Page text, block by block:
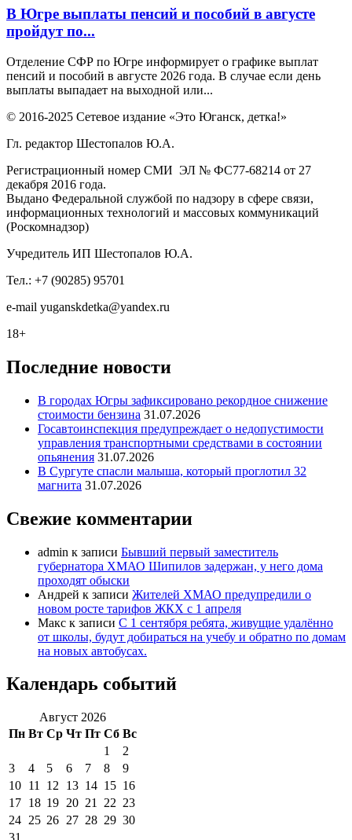
В Югре выплаты пенсий и пособий в августе
пройдут по...
Отделение СФР по Югре информирует о графике выплат
пенсий и пособий в августе 2026 года. В случае если день
выплаты выпадает на выходной или...
© 2016-2025 Сетевое издание «Это Юганск, детка!»
Гл. редактор Шестопалов Ю.А.
Регистрационный номер СМИ ЭЛ № ФС77-68214 от 27
декабря 2016 года.
Выдано Федеральной службой по надзору в сфере связи,
информационных технологий и массовых коммуникаций
(Роскомнадзор)
Учредитель ИП Шестопалов Ю.А.
Тел.: +7 (90285) 95701
e-mail yuganskdetka@yandex.ru
18+
Последние новости
В городах Югры зафиксировано рекордное снижение
стоимости бензина 31.07.2026
Госавтоинспекция предупреждает о недопустимости
управления транспортными средствами в состоянии
опьянения 31.07.2026
В Сургуте спасли малыша, который проглотил 32
магнита 31.07.2026
Свежие комментарии
admin к записи Бывший первый заместитель
губернатора ХМАО Шипилов задержан, у него дома
проходят обыски
Андрей к записи Жителей ХМАО предупредили о
новом росте тарифов ЖКХ с 1 апреля
Макс к записи С 1 сентября ребята, живущие удалённо
от школы, будут добираться на учебу и обратно по домам
на новых автобусах.
Календарь событий
Август 2026
Пн Вт Ср Чт Пт Сб Вс
1
2
3
4 5 6 7 8
9
10 11 12 13 14 15 16
17 18 19 20 21 22 23
24 25 26 27 28 29 30